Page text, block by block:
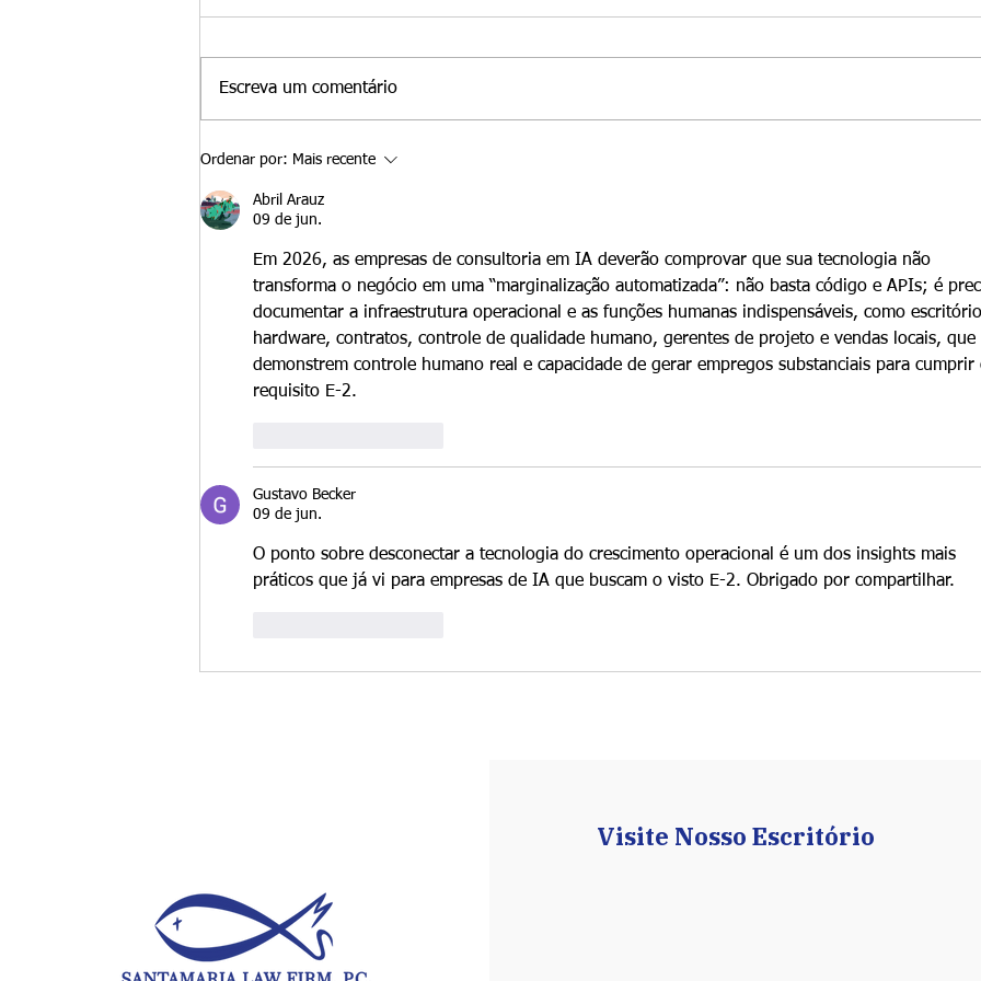
fortalecer um caso de
Visto E-2 em 2026
orientamos com frequência
negócio novo ou comprar uma
Embora ambas as abordagens
pos
em 2026
de
Escreva um comentário
Ordenar por: Mais recente
Abril Arauz
09 de jun.
Em 2026, as empresas de consultoria em IA deverão comprovar que sua tecnologia não
transforma o negócio em uma “marginalização automatizada”: não basta código e APIs; é
documentar a infraestrutura operacional e as funções humanas indispensáveis, como
hardware, contratos, controle de qualidade humano, gerentes de projeto e vendas locais, que
demonstrem controle humano real e capacidade de gerar empregos substanciais para cumprir
requisito E-2.
Gustavo Becker
09 de jun.
O ponto sobre desconectar a tecnologia do crescimento operacional é um dos insights mais
práticos que já vi para empresas de IA que buscam o visto E-2. Obrigado por compartilhar.
Visite Nosso Escritório